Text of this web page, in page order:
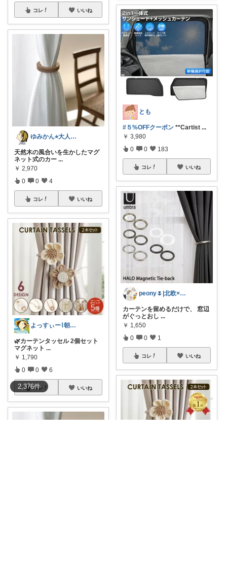
2,376件
コレ いいね
ゆみかん⭐︎大人の暮らし研究室
天然木の風合いを生かしたマグ
ネット式のカー ...
￥ 2,970
0 0 4
コレ いいね
よっすぃー⌇朝コレ☀楽しい暮らし😇
🌿カーテンタッセル 2個セット
マグネット ...
￥ 1,790
0 0 6
コレ いいね
とも
#５%OFFクーポン **Cartist ...
￥ 3,980
0 0 183
コレ いいね
peony🌷|北欧×便利アイテム
カーテンを留めるだけで、 窓辺
がぐっとおし ...
￥ 1,650
0 0 1
コレ いいね